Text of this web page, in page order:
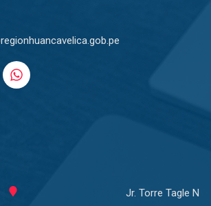
Jr. Torre Tagle N